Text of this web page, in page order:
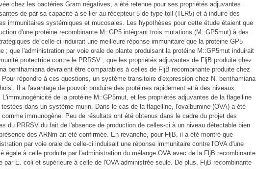
chez les bactéries Gram négatives, a été retenue pour ses propriétés adjuvantes
de par sa capacité à se lier au récepteur 5 de type toll (TLR5) et à induire des
immunitaires systémiques et mucosales. Les hypothèses pour cette étude étaient que
d'une protéine recombinante M::GP5 intégrant trois mutations (M::GP5mut) à des
de celle-ci induirait une meilleure réponse immunitaire que la protéine GP5
; que l'administration par voie orale de plante produisant la protéine M::GP5mut induirait
protectrice contre le PRRSV ; que les propriétés adjuvantes de FljB produite chez
benthamiana devraient être comparables à celles de FljB recombinante produite chez
Pour répondre à ces questions, un système transitoire d'expression chez N. benthamiana
Il a l'avantage de pouvoir produire des protéines rapidement et à des niveaux
L'immunogénicité de la protéine M::GP5mut, et les propriétés adjuvantes de la flagelline
dans un système murin. Dans le cas de la flagelline, l'ovalbumine (OVA) a été
comme immunogène. Peu de résultats ont été obtenus dans le cadre du projet des
du PRRSV du fait de l'absence de production de celles-ci à un niveau détectable bien
des ARNm ait été confirmée. En revanche, pour FljB, il a été montré que
par voie orale de celle-ci induisait une réponse immunitaire contre l'OVA d'une
égale à celle produite par l'administration du mélange OVA avec de la FljB recombinante
par E. coli et supérieure à celle de l'OVA administrée seule. De plus, FljB recombinante